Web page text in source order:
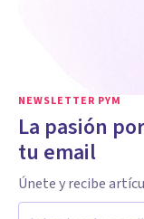
NEWSLETTER PYM
La pasión
tu email
Únete y recibe